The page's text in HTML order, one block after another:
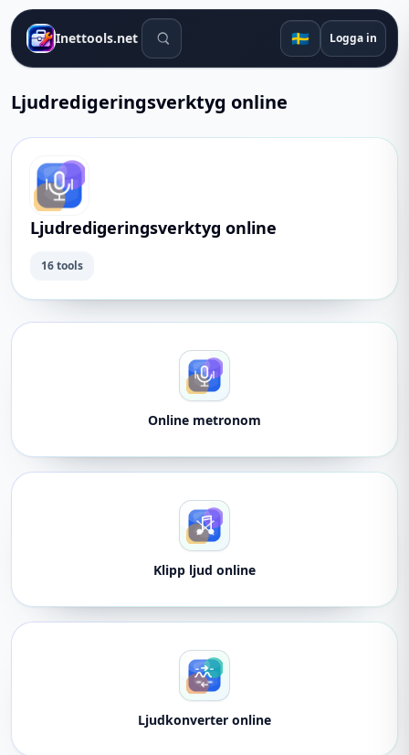
Inettools.net Sökverktyg 🇸🇪 Logga in
Ljudredigeringsverktyg online
Ljudredigeringsverktyg online
16 tools
Online metronom
Klipp ljud online
Ljudkonverter online